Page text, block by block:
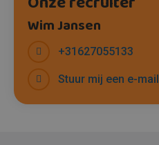
Wim Jansen
+31627055133
Stuur mij een e-mail